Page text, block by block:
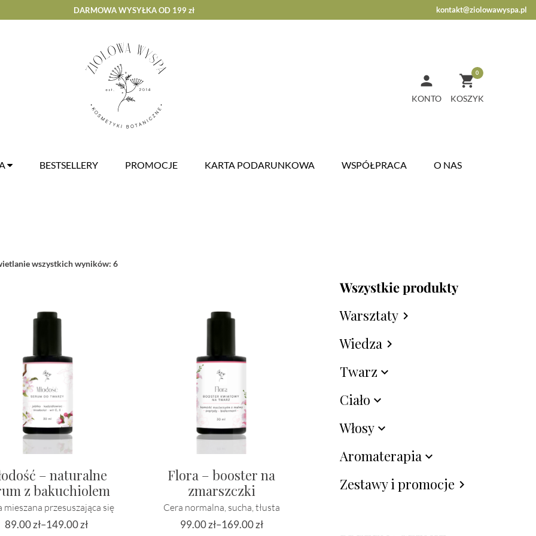
DARMOWA WYSYŁKA OD 199 zł kontakt@ziolowawyspa.pl
0

KONTO
BESTSELLERY PROMOCJE KARTA PODARUNKOWA WSPÓŁPRACA O NAS
wszystkich wyników: 6
– naturalne
z bakuchiolem
mieszana przesuszająca się
89.00zł–149.00zł
Flora – booster na
zmarszczki
Cera normalna, sucha, tłusta
99.00zł–169.00zł
Wszystkie produkty
Warsztatychevron_right
Wiedza chevron_right
Twarzexpand_more
Ciało expand_more
Włosyexpand_more
Aromaterapia expand_more
Zestawy i promocje chevron_right